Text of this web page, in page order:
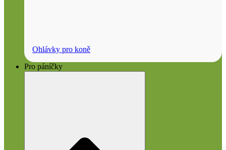
Ohlávky pro koně
Pro páníčky